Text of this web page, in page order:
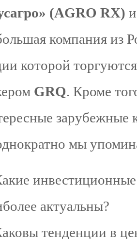
(AGRO RX)
компания из
которой
GRQ. Кроме
зарубежные
мы
актуальны?
тенденции в